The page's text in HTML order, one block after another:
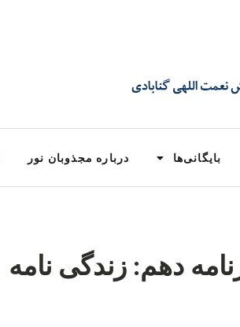
بایگانی‌ها درباره مجذوبان نور
دهم: زندگی نامه